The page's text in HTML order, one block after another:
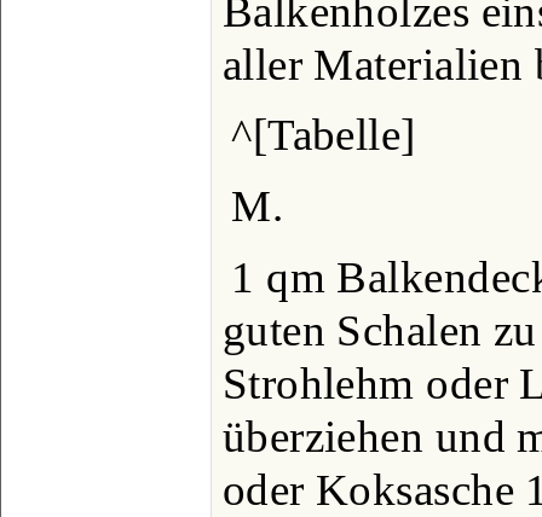
Balkenholzes
aller Materialien
^[Tabelle]
M.
1 qm
guten Schalen
Strohlehm oder
überziehen und
oder Koksasche